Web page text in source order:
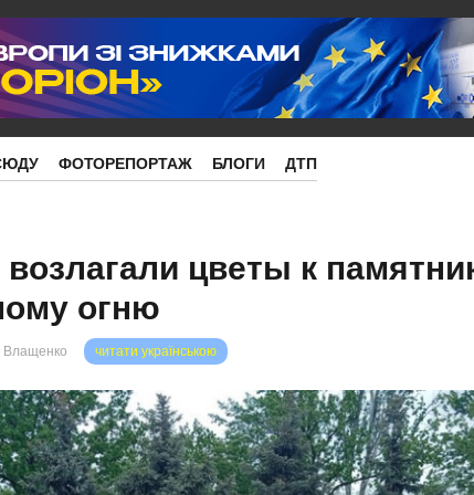
ФОТОРЕПОРТАЖ БЛОГИ ДТП
цветы к
огню
читати українською
Влащенко